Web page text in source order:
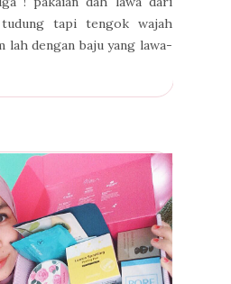
tapi tengok wajah
lah dengan baju yang lawa-